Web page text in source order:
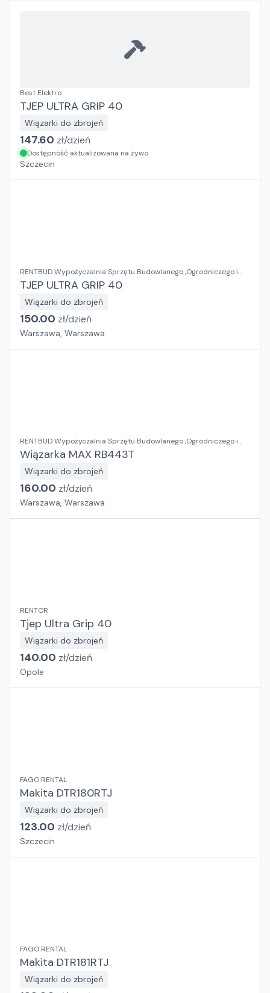
Best Elektro
TJEP ULTRA GRIP 40
Wiązarki do zbrojeń
147.60 zł/dzień
Dostępność aktualizowana na żywo
Szczecin
RENTBUD Wypożyczalnia Sprzętu Budowlanego ,Ogrodniczego i
Elektronarzędzi
TJEP ULTRA GRIP 40
Wiązarki do zbrojeń
150.00 zł/dzień
Warszawa, Warszawa
RENTBUD Wypożyczalnia Sprzętu Budowlanego ,Ogrodniczego i
Elektronarzędzi
Wiązarka MAX RB443T
Wiązarki do zbrojeń
160.00 zł/dzień
Warszawa, Warszawa
RENTOR
Tjep Ultra Grip 40
Wiązarki do zbrojeń
140.00 zł/dzień
Opole
FAGO RENTAL
Makita DTR180RTJ
Wiązarki do zbrojeń
123.00 zł/dzień
Szczecin
FAGO RENTAL
Makita DTR181RTJ
Wiązarki do zbrojeń